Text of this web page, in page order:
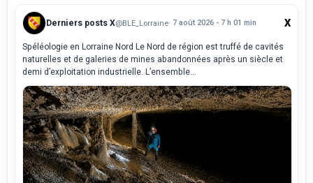
Derniers posts X@BLE_Lorraine· 7 août 2026 - 7 h 01 min X
Spéléologie en Lorraine Nord Le Nord de région est truffé de cavités
naturelles et de galeries de mines abandonnées après un siècle et
demi d’exploitation industrielle. L’ensemble...